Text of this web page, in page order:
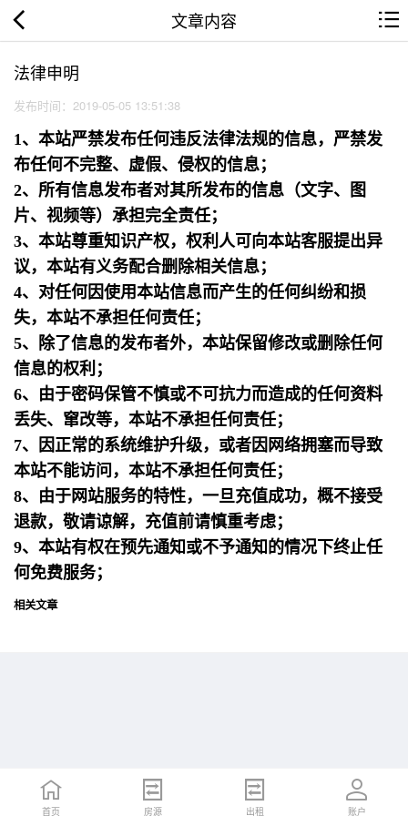
文章内容
法律申明
发布时间：2019-05-05 13:51:38
1、本站严禁发布任何违反法律法规的信息，严禁发
布任何不完整、虚假、侵权的信息；
2、所有信息发布者对其所发布的信息（文字、图
片、视频等）承担完全责任；
3、本站尊重知识产权，权利人可向本站客服提出异
议，本站有义务配合删除相关信息；
4、对任何因使用本站信息而产生的任何纠纷和损
失，本站不承担任何责任；
5、除了信息的发布者外，本站保留修改或删除任何
信息的权利；
6、由于密码保管不慎或不可抗力而造成的任何资料
丢失、窜改等，本站不承担任何责任；
7、因正常的系统维护升级，或者因网络拥塞而导致
本站不能访问，本站不承担任何责任；
8、由于网站服务的特性，一旦充值成功，概不接受
退款，敬请谅解，充值前请慎重考虑；
9、本站有权在预先通知或不予通知的情况下终止任
何免费服务；
相关文章
首页 招聘 简历 账户
首页 房源 出租 账户